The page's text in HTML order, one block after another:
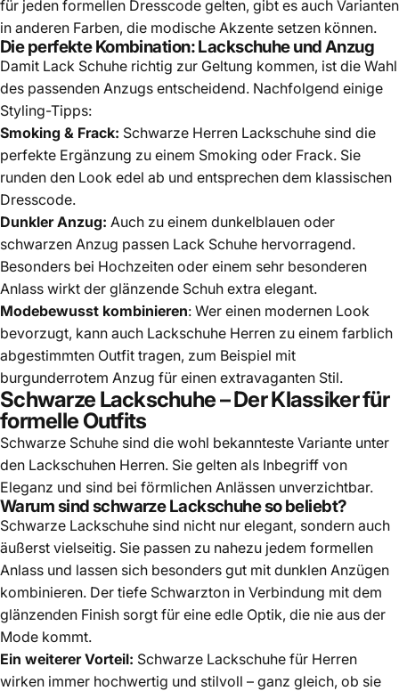
für jeden formellen Dresscode gelten, gibt es auch Varianten
in anderen Farben, die modische Akzente setzen können.
Die perfekte Kombination: Lackschuhe und Anzug
Damit Lack Schuhe richtig zur Geltung kommen, ist die Wahl
des passenden Anzugs entscheidend. Nachfolgend einige
Styling-Tipps:
Smoking & Frack: Schwarze Herren Lackschuhe sind die
perfekte Ergänzung zu einem Smoking oder Frack. Sie
runden den Look edel ab und entsprechen dem klassischen
Dresscode.
Dunkler Anzug: Auch zu einem dunkelblauen oder
schwarzen Anzug passen Lack Schuhe hervorragend.
Besonders bei Hochzeiten oder einem sehr besonderen
Anlass wirkt der glänzende Schuh extra elegant.
Modebewusst kombinieren: Wer einen modernen Look
bevorzugt, kann auch Lackschuhe Herren zu einem farblich
abgestimmten Outfit tragen, zum Beispiel mit
burgunderrotem Anzug für einen extravaganten Stil.
Schwarze Lackschuhe – Der Klassiker für
formelle Outfits
Schwarze Schuhe sind die wohl bekannteste Variante unter
den Lackschuhen Herren. Sie gelten als Inbegriff von
Eleganz und sind bei förmlichen Anlässen unverzichtbar.
Warum sind schwarze Lackschuhe so beliebt?
Schwarze Lackschuhe sind nicht nur elegant, sondern auch
äußerst vielseitig. Sie passen zu nahezu jedem formellen
Anlass und lassen sich besonders gut mit dunklen Anzügen
kombinieren. Der tiefe Schwarzton in Verbindung mit dem
glänzenden Finish sorgt für eine edle Optik, die nie aus der
Mode kommt.
Ein weiterer Vorteil: Schwarze Lackschuhe für Herren
wirken immer hochwertig und stilvoll – ganz gleich, ob sie